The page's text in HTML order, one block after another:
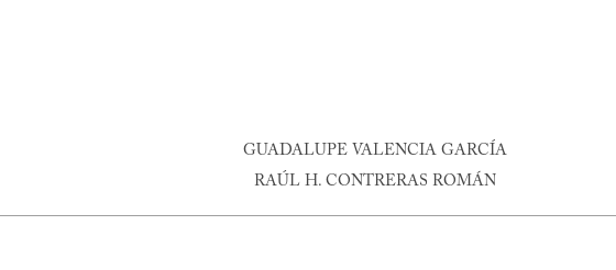
GUADALUPE VALENCIA GARCÍA
RAÚL H. CONTRERAS ROMÁN